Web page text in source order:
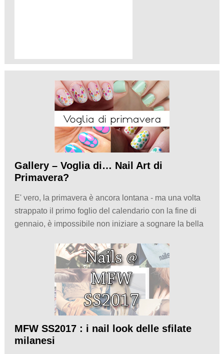
Gallery – Voglia di… Nail Art di
Primavera?
E' vero, la primavera è ancora lontana - ma una volta
strappato il primo foglio del calendario con la fine di
gennaio, è impossibile non iniziare a sognare la bella
MFW SS2017 : i nail look delle sfilate
milanesi